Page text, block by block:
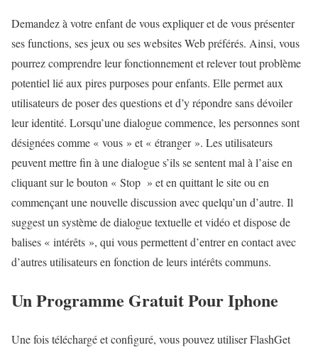
Demandez à votre enfant de vous expliquer et de vous présenter
ses functions, ses jeux ou ses websites Web préférés. Ainsi, vous
pourrez comprendre leur fonctionnement et relever tout problème
potentiel lié aux pires purposes pour enfants. Elle permet aux
utilisateurs de poser des questions et d’y répondre sans dévoiler
leur identité. Lorsqu’une dialogue commence, les personnes sont
désignées comme « vous » et « étranger ». Les utilisateurs
peuvent mettre fin à une dialogue s’ils se sentent mal à l’aise en
cliquant sur le bouton « Stop » et en quittant le site ou en
commençant une nouvelle discussion avec quelqu’un d’autre. Il
suggest un système de dialogue textuelle et vidéo et dispose de
balises « intérêts », qui vous permettent d’entrer en contact avec
d’autres utilisateurs en fonction de leurs intérêts communs.
Un Programme Gratuit Pour Iphone
Une fois téléchargé et configuré, vous pouvez utiliser FlashGet